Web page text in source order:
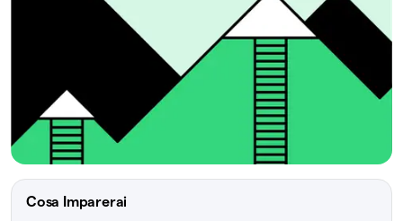
Cosa Imparerai